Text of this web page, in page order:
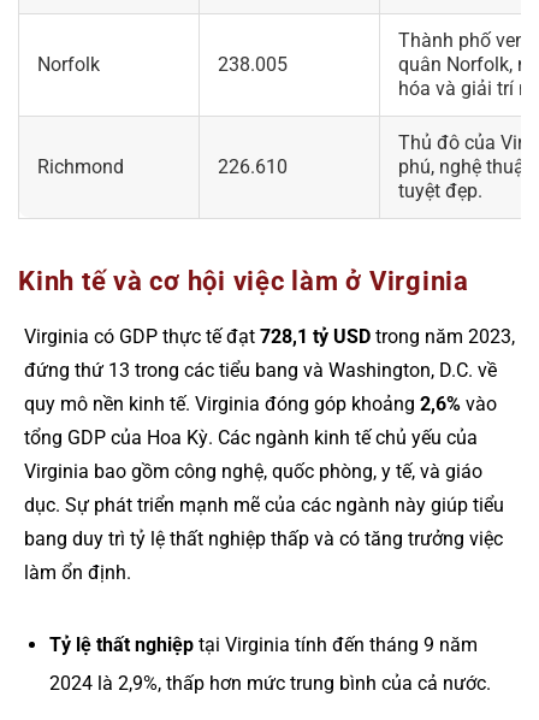
Norfolk 238.005
Thành phố ven
quân Norfolk,
hóa và giải trí
Richmond 226.610
Thủ đô của
phú, nghệ thuật
tuyệt đẹp.
Kinh tế và cơ hội việc làm ở Virginia
Virginia có GDP thực tế đạt 728,1 tỷ USD trong năm 2023,
đứng thứ 13 trong các tiểu bang và Washington, D.C. về
quy mô nền kinh tế​. Virginia đóng góp khoảng 2,6% vào
tổng GDP của Hoa Kỳ​. Các ngành kinh tế chủ yếu của
Virginia bao gồm công nghệ, quốc phòng, y tế, và giáo
dục. Sự phát triển mạnh mẽ của các ngành này giúp tiểu
bang duy trì tỷ lệ thất nghiệp thấp và có tăng trưởng việc
làm ổn định.
Tỷ lệ thất nghiệptại Virginia tính đến tháng 9 năm
2024 là 2,9%, thấp hơn mức trung bình của cả nước​.